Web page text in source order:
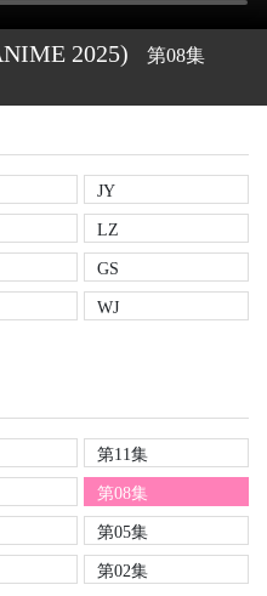
2025) 第08集
JY
LZ
GS
WJ
第11集
第08集
第05集
第02集